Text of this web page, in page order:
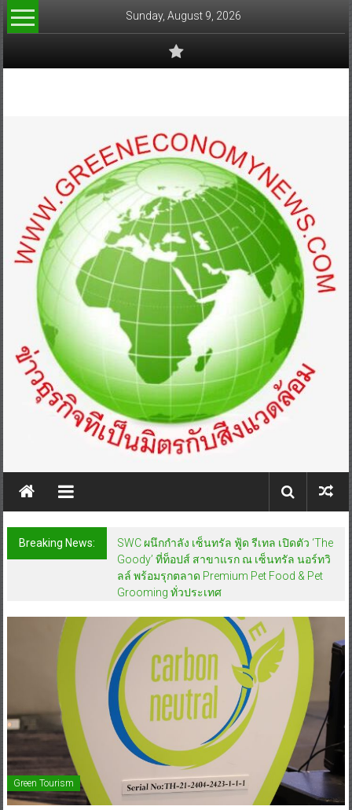
Skip
to
Sunday, August 9, 2026
Breaking News:
SWC ผนึกกำลัง เซ็นทรัล ฟู้ด รีเทล เปิดตัว ‘The
Goody’ ที่ท็อปส์ สาขาแรก ณ เซ็นทรัล นอร์ทวิ
ลล์ พร้อมรุกตลาด Premium Pet Food & Pet
Grooming ทั่วประเทศ
Green Tourism